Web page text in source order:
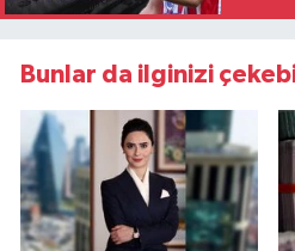
Bunlar da ilginizi